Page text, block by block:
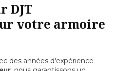
DJT
votre armoire
des années d'expérience